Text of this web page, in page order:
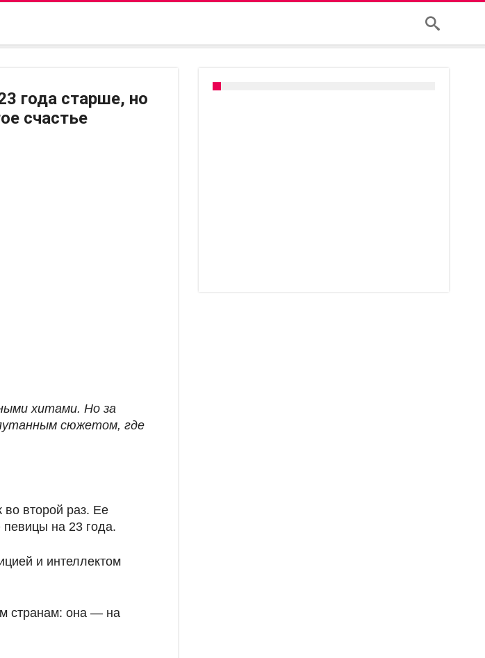
года старше, но
счастье
хитами. Но за
сюжетом, где
второй раз. Ее
на 23 года.
и интеллектом
странам: она — на